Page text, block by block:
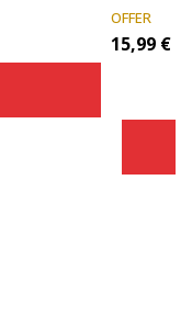
OFFER
15,99 €